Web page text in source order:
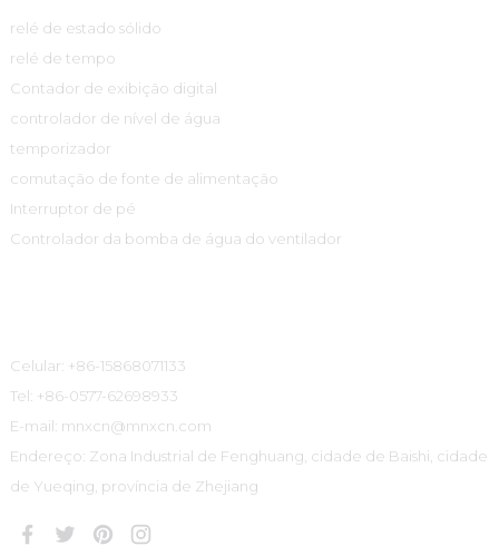
relé de estado sólido
relé de tempo
Contador de exibição digital
controlador de nível de água
temporizador
comutação de fonte de alimentação
Interruptor de pé
Controlador da bomba de água do ventilador
Celular: +86-15868071133
Tel: +86-0577-62698933
E-mail: mnxcn@mnxcn.com
Endereço: Zona Industrial de Fenghuang, cidade de Baishi, cidade
de Yueqing, província de Zhejiang